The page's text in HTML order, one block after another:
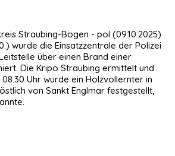
Straubing-Bogen - pol (09.10.2025)
wurde die Einsatzzentrale der Polizei
über einen Brand einer
Die Kripo Straubing ermittelt und
Uhr wurde ein Holzvollernter in
von Sankt Englmar festgestellt,